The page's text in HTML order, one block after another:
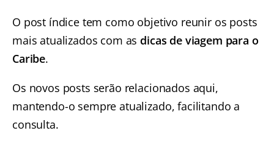
O post índice tem como objetivo reunir os posts
mais atualizados com as dicas de viagem para o
Caribe.
Os novos posts serão relacionados aqui,
mantendo-o sempre atualizado, facilitando a
consulta.